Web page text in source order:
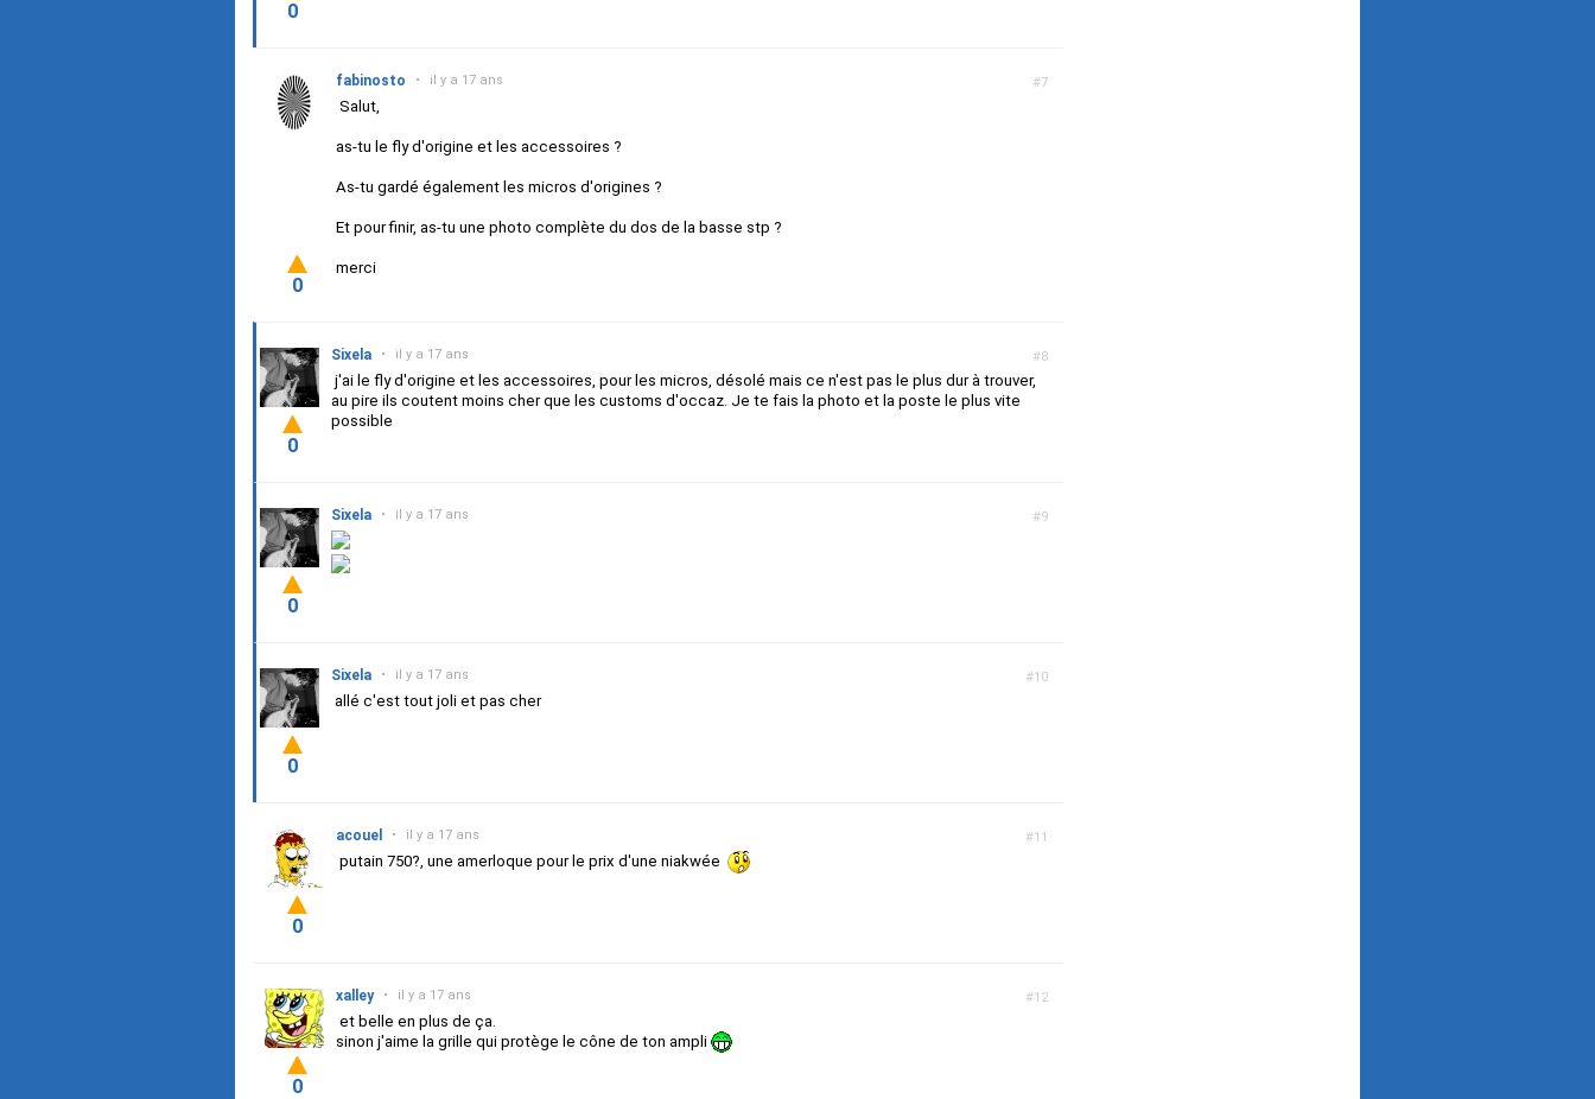
0
#7
fabinosto • il y a 17 ans
Salut,
as-tu le fly d'origine et les accessoires ?
As-tu gardé également les micros d'origines ?
Et pour finir, as-tu une photo complète du dos de la basse stp ?
merci
0
#8
Sixela • il y a 17 ans
j'ai le fly d'origine et les accessoires, pour les micros, désolé mais ce n'est pas le plus dur à trouver,
au pire ils coutent moins cher que les customs d'occaz. Je te fais la photo et la poste le plus vite
possible
0
#9
Sixela • il y a 17 ans
0
#10
Sixela • il y a 17 ans
allé c'est tout joli et pas cher
0
#11
acouel • il y a 17 ans
putain 750?, une amerloque pour le prix d'une niakwée
0
#12
xalley • il y a 17 ans
et belle en plus de ça.
sinon j'aime la grille qui protège le cône de ton ampli
0